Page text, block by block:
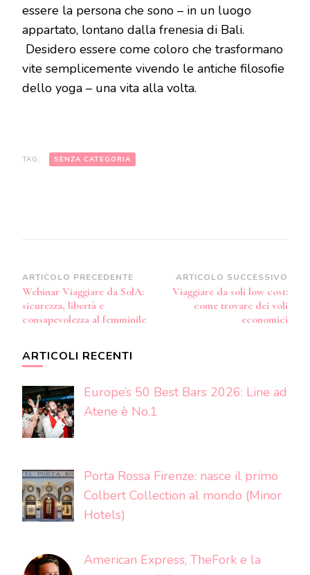
essere la persona che sono – in un luogo
appartato, lontano dalla frenesia di Bali.
Desidero essere come coloro che trasformano
vite semplicemente vivendo le antiche filosofie
dello yoga – una vita alla volta.
TAG: SENZA CATEGORIA
Navigazione
articoli
ARTICOLO PRECEDENTE
Webinar Viaggiare da SolA:
sicurezza, libertà e
consapevolezza al femminile
ARTICOLO SUCCESSIVO
Viaggiare da soli low cost:
come trovare dei voli
economici
ARTICOLI RECENTI
Europe’s 50 Best Bars 2026: Line ad
Atene è No.1
Porta Rossa Firenze: nasce il primo
Colbert Collection al mondo (Minor
Hotels)
American Express, TheFork e la